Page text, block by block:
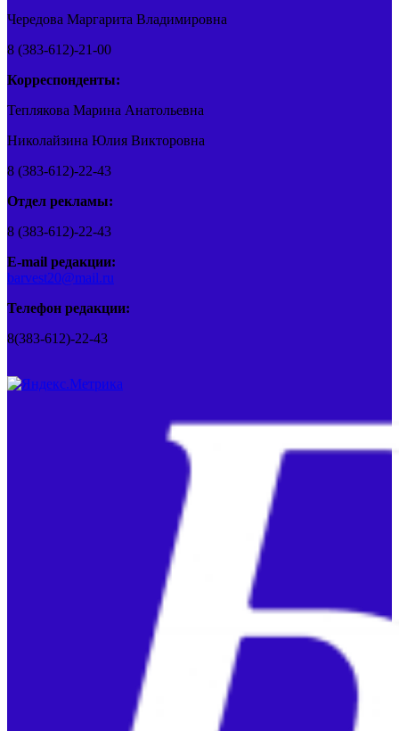
Чередова Маргарита Владимировна
8 (383-612)-21-00
Корреспонденты:
Теплякова Марина Анатольевна
Николайзина Юлия Викторовна
8 (383-612)-22-43
Отдел рекламы:
8 (383-612)-22-43
E-mail редакции:
barvest20@mail.ru
Телефон редакции:
8(383-612)-22-43